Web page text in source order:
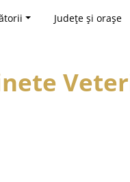
Județe și orașe